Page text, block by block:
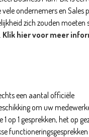
ondernemers en Sales
zich zouden moeten
Klik hier voor meer
een aantal officiële
om uw
op 1 gesprekken, het op
functioneringsgesprekken